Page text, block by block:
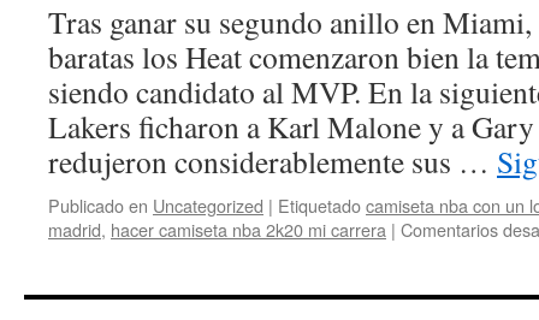
Tras ganar su segundo anillo en
baratas los Heat comenzaron bien la
siendo candidato al MVP. En la
Lakers ficharon a Karl Malone y a
redujeron considerablemente sus …
Publicado en Uncategorized | Etiquetadocamiseta nba con un
madrid, hacer camiseta nba 2k20 mi carrera | Comentarios